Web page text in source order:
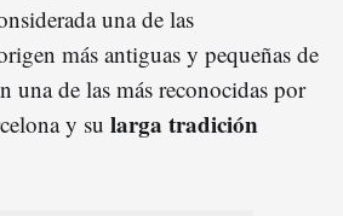
una de las
más antiguas y pequeñas de
una de las más reconocidas por
y su larga tradición